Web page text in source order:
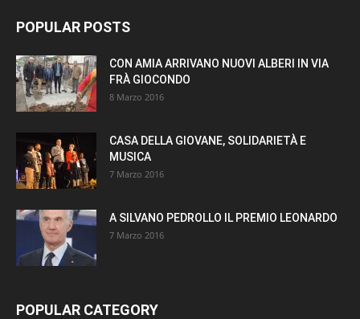
POPULAR POSTS
CON AMIA ARRIVANO NUOVI ALBERI IN VIA
FRÀ GIOCONDO
8 Marzo 2016
CASA DELLA GIOVANE, SOLIDARIETÀ E
MUSICA
7 Marzo 2016
A SILVANO PEDROLLO IL PREMIO LEONARDO
7 Marzo 2016
POPULAR CATEGORY